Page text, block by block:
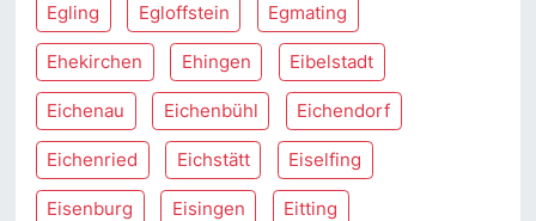
Egling Egloffstein Egmating
Ehekirchen Ehingen Eibelstadt
Eichenau Eichenbühl Eichendorf
Eichenried Eichstätt Eiselfing
Eisenburg Eisingen Eitting